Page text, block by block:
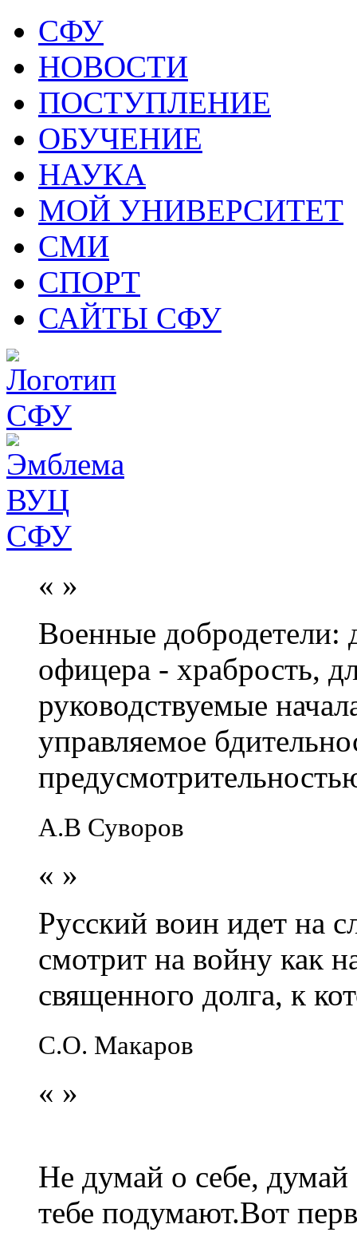
СФУ
НОВОСТИ
ПОСТУПЛЕНИЕ
ОБУЧЕНИЕ
НАУКА
МОЙ УНИВЕРСИТЕТ
СМИ
СПОРТ
САЙТЫ СФУ
« »
Военные добродетели:
офицера - храбрость,
руководствуемые
управляемое
А.В Суворов
« »
Русский воин идет на
смотрит на войну как
священного долга, к
С.О. Макаров
« »
Не думай о себе,
тебе подумают.Вот